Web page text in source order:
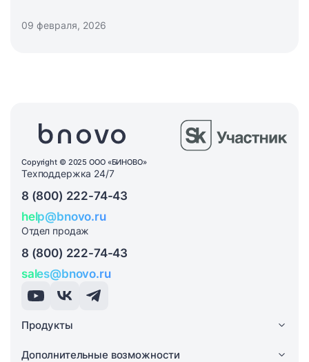
и перспектива роста иностранного турпотока.
По данным АТОР, продажи летних туров
09 февраля, 2026
Copyright © 2025 ООО «БИНОВО»
Техподдержка 24/7
8 (800) 222-74-43
help@bnovo.ru
Отдел продаж
8 (800) 222-74-43
sales@bnovo.ru
Продукты
Дополнительные возможности